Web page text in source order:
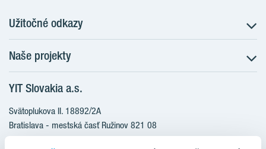
Užitočné odkazy
O nás
Prečo bývať s nami
Udržateľnosť máme v DNA
Starostlivosť o zákazníkov
Financovanie
Naše projekty
Družstevné bývanie
NUPPU
ZWIRN
YIT Slovakia a.s.
Svätoplukova II. 18892/2A
Bratislava - mestská časť Ružinov 821 08
Slovakia